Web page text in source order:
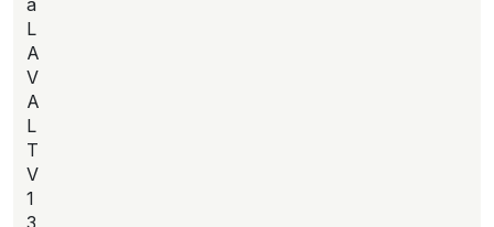
L
A
V
A
L
T
V
1
3